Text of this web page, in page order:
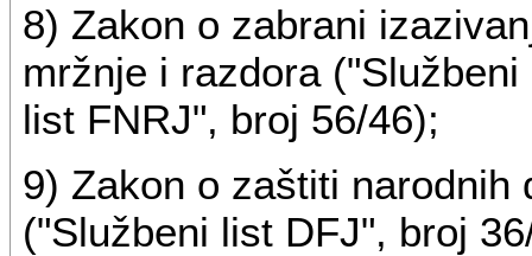
8) Zakon o zabrani
mržnje i razdora
list FNRJ", broj 56/46);
9) Zakon o zaštiti narodnih
("Službeni list DFJ", broj